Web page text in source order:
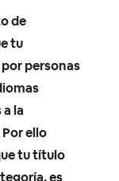
de
tu
personas
la
ello
tu título
es